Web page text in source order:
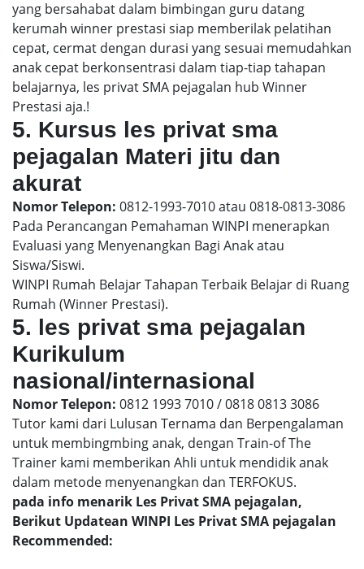
yang bersahabat dalam bimbingan guru datang
kerumah winner prestasi siap memberilak pelatihan
cepat, cermat dengan durasi yang sesuai memudahkan
anak cepat berkonsentrasi dalam tiap-tiap tahapan
belajarnya, les privat SMA pejagalan hub Winner
Prestasi aja.!
5. Kursus les privat sma
pejagalan Materi jitu dan
akurat
Nomor Telepon: 0812-1993-7010 atau 0818-0813-3086
Pada Perancangan Pemahaman WINPI menerapkan
Evaluasi yang Menyenangkan Bagi Anak atau
Siswa/Siswi.
WINPI Rumah Belajar Tahapan Terbaik Belajar di Ruang
Rumah (Winner Prestasi).
5. les privat sma pejagalan
Kurikulum
nasional/internasional
Nomor Telepon: 0812 1993 7010 / 0818 0813 3086
Tutor kami dari Lulusan Ternama dan Berpengalaman
untuk membingmbing anak, dengan Train-of The
Trainer kami memberikan Ahli untuk mendidik anak
dalam metode menyenangkan dan TERFOKUS.
pada info menarik Les Privat SMA pejagalan,
Berikut Updatean WINPI Les Privat SMA pejagalan
Recommended: